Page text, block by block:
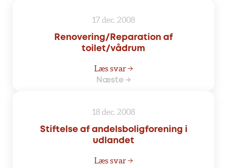
17 dec. 2008
Renovering/Reparation af
toilet/vådrum
Læs svar →
Næste →
18 dec. 2008
Stiftelse af andelsboligforening i
udlandet
Læs svar →